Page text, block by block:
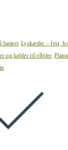
batteri Lyskæder – fest,
og kabler til elbiler